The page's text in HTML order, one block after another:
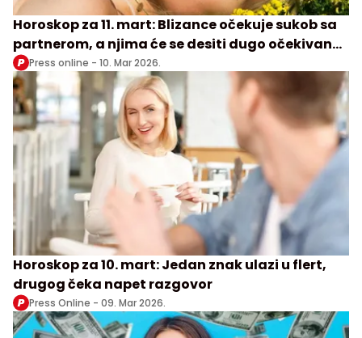
Horoskop za 11. mart: Blizance očekuje sukob sa
partnerom, a njima će se desiti dugo očekivan
susret
Press online - 10. Mar 2026.
Horoskop za 10. mart: Jedan znak ulazi u flert,
drugog čeka napet razgovor
Press Online - 09. Mar 2026.